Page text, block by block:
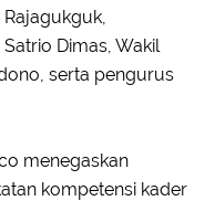
Dimas, Wakil
serta pengurus
menegaskan
kompetensi kader